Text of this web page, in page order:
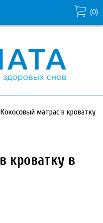
(0)
Кокосовый матрас в кроватку
кроватку в